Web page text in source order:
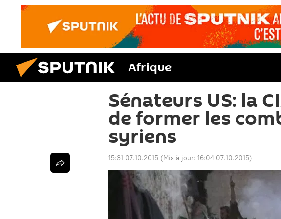
Afrique
Sénateurs US: la
de former les
syriens
15:31 07.10.2015 (Mis à jour: 16:04 07.10.2015)